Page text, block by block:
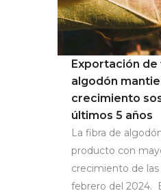
Exportación de
algodón
crecimiento
últimos 5 años
La fibra de
producto con
crecimiento de
febrero del 2024.